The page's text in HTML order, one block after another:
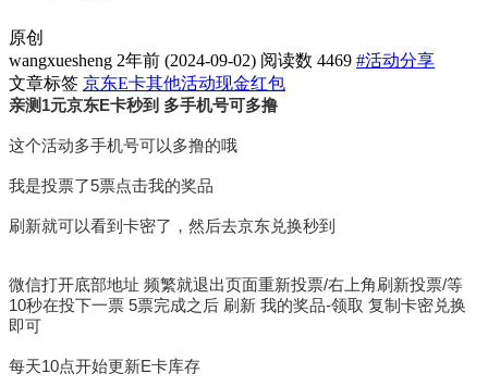
原创
wangxuesheng 2年前 (2024-09-02) 阅读数 4469 #活动分享
文章标签 京东E卡其他活动现金红包
亲测1元京东E卡秒到 多手机号可多撸
这个活动多手机号可以多撸的哦
我是投票了5票点击我的奖品
刷新就可以看到卡密了，然后去京东兑换秒到
微信打开底部地址 频繁就退出页面重新投票/右上角刷新投票/等
10秒在投下一票 5票完成之后 刷新 我的奖品-领取 复制卡密兑换
即可
每天10点开始更新E卡库存